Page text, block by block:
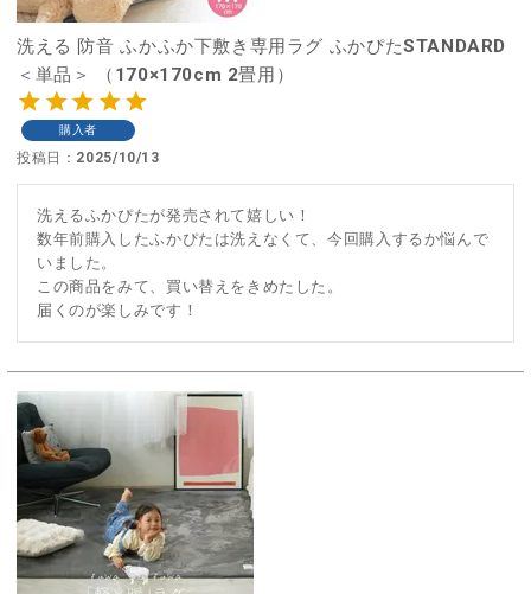
洗える 防音 ふかふか下敷き専用ラグ ふかぴたSTANDARD
＜単品＞ （170×170cm 2畳用）
購入者
投稿日 2025/10/13
洗えるふかぴたが発売されて嬉しい！
数年前購入したふかぴたは洗えなくて、今回購入するか悩んで
いました。
この商品をみて、買い替えをきめたした。
届くのが楽しみです！